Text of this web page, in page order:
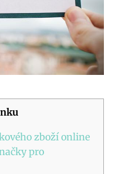
zboží online
pro